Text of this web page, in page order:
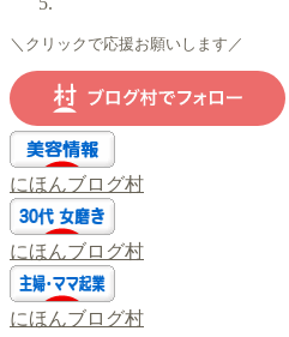
＼クリックで応援お願いします／
にほんブログ村
にほんブログ村
にほんブログ村